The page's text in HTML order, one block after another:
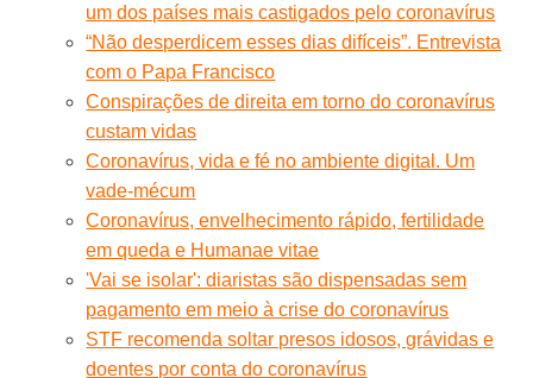
um dos países mais castigados pelo coronavírus
“Não desperdicem esses dias difíceis”. Entrevista
com o Papa Francisco
Conspirações de direita em torno do coronavírus
custam vidas
Coronavírus, vida e fé no ambiente digital. Um
vade-mécum
Coronavírus, envelhecimento rápido, fertilidade
em queda e Humanae vitae
'Vai se isolar': diaristas são dispensadas sem
pagamento em meio à crise do coronavírus
STF recomenda soltar presos idosos, grávidas e
doentes por conta do coronavírus